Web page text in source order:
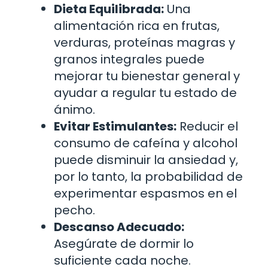
Dieta Equilibrada: Una
alimentación rica en frutas,
verduras, proteínas magras y
granos integrales puede
mejorar tu bienestar general y
ayudar a regular tu estado de
ánimo.
Evitar Estimulantes: Reducir el
consumo de cafeína y alcohol
puede disminuir la ansiedad y,
por lo tanto, la probabilidad de
experimentar espasmos en el
pecho.
Descanso Adecuado:
Asegúrate de dormir lo
suficiente cada noche.